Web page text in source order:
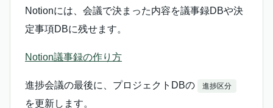
Notionには、会議で決まった内容を議事録DBや決
定事項DBに残せます。
Notion議事録の作り方
進捗会議の最後に、プロジェクトDBの 進捗区分
を更新します。